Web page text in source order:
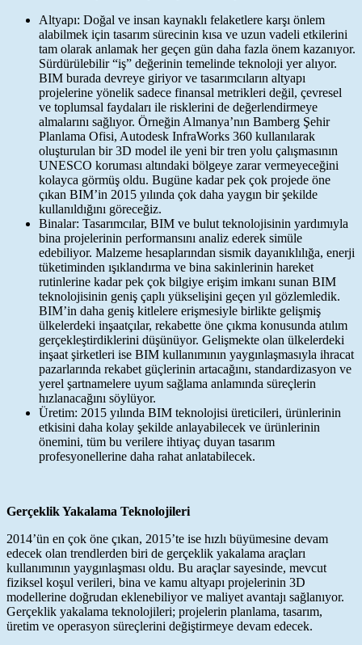
Altyapı: Doğal ve insan kaynaklı felaketlere karşı önlem
alabilmek için tasarım sürecinin kısa ve uzun vadeli etkilerini
tam olarak anlamak her geçen gün daha fazla önem kazanıyor.
Sürdürülebilir “iş” değerinin temelinde teknoloji yer alıyor.
BIM burada devreye giriyor ve tasarımcıların altyapı
projelerine yönelik sadece finansal metrikleri değil, çevresel
ve toplumsal faydaları ile risklerini de değerlendirmeye
almalarını sağlıyor. Örneğin Almanya’nın Bamberg Şehir
Planlama Ofisi, Autodesk InfraWorks 360 kullanılarak
oluşturulan bir 3D model ile yeni bir tren yolu çalışmasının
UNESCO koruması altındaki bölgeye zarar vermeyeceğini
kolayca görmüş oldu. Bugüne kadar pek çok projede öne
çıkan BIM’in 2015 yılında çok daha yaygın bir şekilde
kullanıldığını göreceğiz.
Binalar: Tasarımcılar, BIM ve bulut teknolojisinin yardımıyla
bina projelerinin performansını analiz ederek simüle
edebiliyor. Malzeme hesaplarından sismik dayanıklılığa, enerji
tüketiminden ışıklandırma ve bina sakinlerinin hareket
rutinlerine kadar pek çok bilgiye erişim imkanı sunan BIM
teknolojisinin geniş çaplı yükselişini geçen yıl gözlemledik.
BIM’in daha geniş kitlelere erişmesiyle birlikte gelişmiş
ülkelerdeki inşaatçılar, rekabette öne çıkma konusunda atılım
gerçekleştirdiklerini düşünüyor. Gelişmekte olan ülkelerdeki
inşaat şirketleri ise BIM kullanımının yaygınlaşmasıyla ihracat
pazarlarında rekabet güçlerinin artacağını, standardizasyon ve
yerel şartnamelere uyum sağlama anlamında süreçlerin
hızlanacağını söylüyor.
Üretim: 2015 yılında BIM teknolojisi üreticileri, ürünlerinin
etkisini daha kolay şekilde anlayabilecek ve ürünlerinin
önemini, tüm bu verilere ihtiyaç duyan tasarım
profesyonellerine daha rahat anlatabilecek.
Gerçeklik Yakalama Teknolojileri
2014’ün en çok öne çıkan, 2015’te ise hızlı büyümesine devam
edecek olan trendlerden biri de gerçeklik yakalama araçları
kullanımının yaygınlaşması oldu. Bu araçlar sayesinde, mevcut
fiziksel koşul verileri, bina ve kamu altyapı projelerinin 3D
modellerine doğrudan eklenebiliyor ve maliyet avantajı sağlanıyor.
Gerçeklik yakalama teknolojileri; projelerin planlama, tasarım,
üretim ve operasyon süreçlerini değiştirmeye devam edecek.